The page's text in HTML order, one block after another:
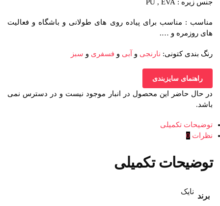
جنس زیره : PU , EVA
مناسب : مناسب برای پیاده روی های طولانی و باشگاه و فعالیت
های روزمره و ….
رنگ بندی کتونی: نارنجی و آبی و فسفری و سبز
راهنمای سایزبندی
در حال حاضر این محصول در انبار موجود نیست و در دسترس نمی
باشد.
توضیحات تکمیلی
نظرات 0
توضیحات تکمیلی
برند
نایک